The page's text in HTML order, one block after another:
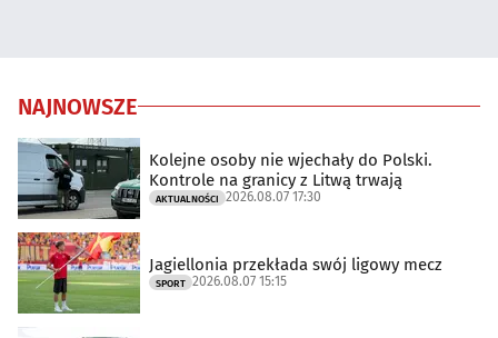
NAJNOWSZE
Kolejne osoby nie wjechały do Polski.
Kontrole na granicy z Litwą trwają
AKTUALNOŚCI 2026.08.07 17:30
Jagiellonia przekłada swój ligowy mecz
SPORT 2026.08.07 15:15